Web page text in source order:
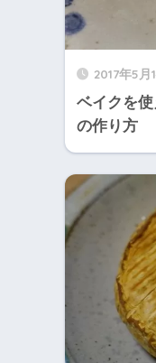
2017年5月
ベイクを
の作り方